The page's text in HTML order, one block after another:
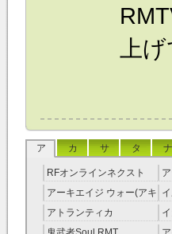
上
ア カ サ タ ナ
RFオンラインネクスト
RMT
アーキエイジ ウォー(アキ
ウオ) RMT
アトランティカ
RMT|Atlantica RMT